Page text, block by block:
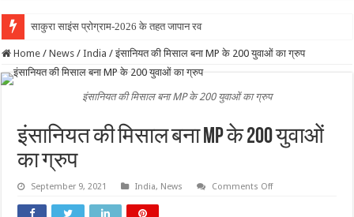
साकुरा साइंस प्रोग्राम-2026 के तहत जापान रवाना हुई बियानी ग
Home / News / India / इंसानियत की मिसाल बना MP के 200 युवाओं का ग्रुप
इंसानियत की मिसाल बना MP के 200 युवाओं का ग्रुप
इंसानियत की मिसाल बना MP के 200 युवाओं
का ग्रुप
September 9, 2021 India, News Comments Offon